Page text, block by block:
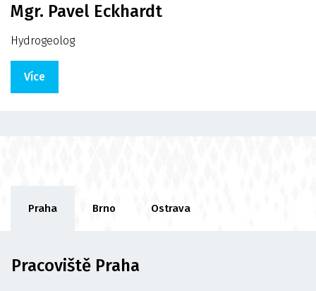
Mgr. Pavel Eckhardt
Hydrogeolog
Více
Praha Brno Ostrava
Pracoviště Praha